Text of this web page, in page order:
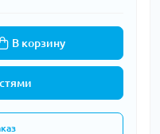
В корзину